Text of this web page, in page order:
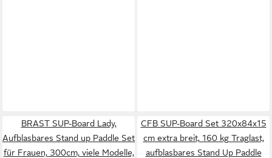
BRAST SUP-Board Lady,
Aufblasbares Stand up Paddle Set
für Frauen, 300cm, viele Modelle,
CFB SUP-Board Set 320x84x15
cm extra breit, 160 kg Traglast,
aufblasbares Stand Up Paddle